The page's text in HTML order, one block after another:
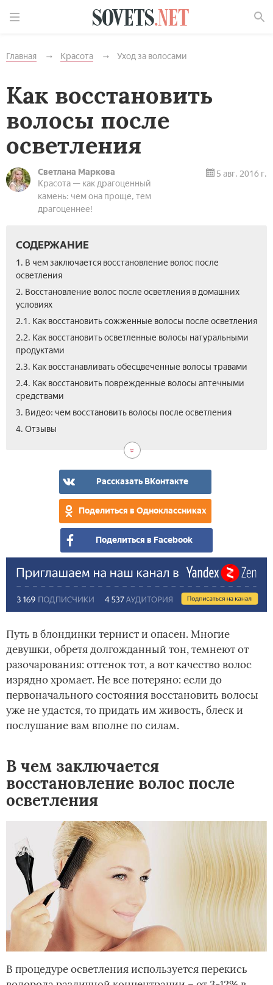
Главная Красота Уход за волосами
Как восстановить
волосы после
осветления
Светлана Маркова
Красота — как драгоценный
камень: чем она проще, тем
драгоценнее!
5 авг. 2016 г.
СОДЕРЖАНИЕ
1. В чем заключается восстановление волос после
осветления
2. Восстановление волос после осветления в домашних
условиях
2.1. Как восстановить сожженные волосы после осветления
2.2. Как восстановить осветленные волосы натуральными
продуктами
2.3. Как восстанавливать обесцвеченные волосы травами
2.4. Как восстановить поврежденные волосы аптечными
средствами
3. Видео: чем восстановить волосы после осветления
4. Отзывы
Рассказать ВКонтакте
Поделиться в Одноклассниках
Поделиться в Facebook
Путь в блондинки тернист и опасен. Многие
девушки, обретя долгожданный тон, темнеют от
разочарования: оттенок тот, а вот качество волос
изрядно хромает. Не все потеряно: если до
первоначального состояния восстановить волосы
уже не удастся, то придать им живость, блеск и
послушание вам вполне по силам.
В чем заключается
восстановление волос после
осветления
В процедуре осветления используется перекись